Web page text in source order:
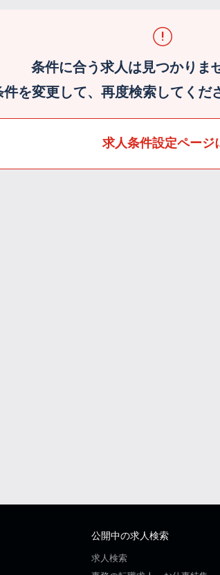
条件に合う求人は見つかりま
件を変更して、再度検索してくだ
求人条件設定ページ
公開中の求人検索
求人検索